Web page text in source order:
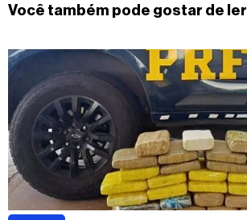
Você também pode gostar de ler